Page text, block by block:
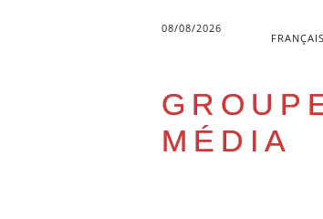
08/08/2026
FRANÇAIS
MÉDIA